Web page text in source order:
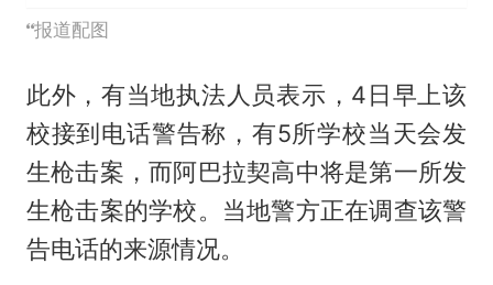
报道配图
此外，有当地执法人员表示，4日早上该
校接到电话警告称，有5所学校当天会发
生枪击案，而阿巴拉契高中将是第一所发
生枪击案的学校。当地警方正在调查该警
告电话的来源情况。